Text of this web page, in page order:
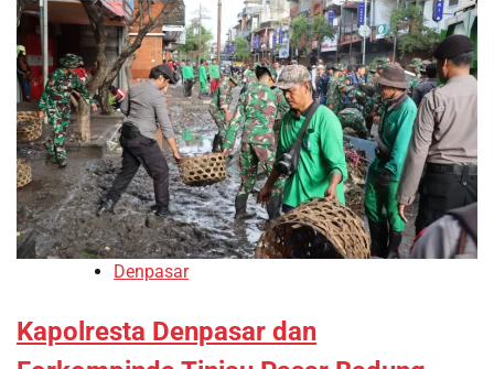
Denpasar
Kapolresta Denpasar dan